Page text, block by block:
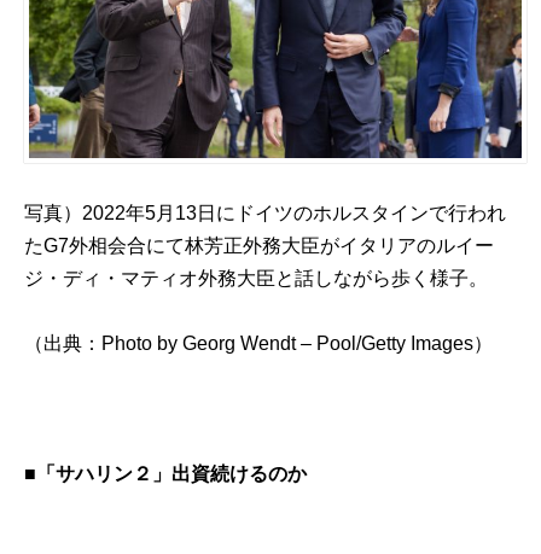
写真）2022年5月13日にドイツのホルスタインで行われ
たG7外相会合にて林芳正外務大臣がイタリアのルイー
ジ・ディ・マティオ外務大臣と話しながら歩く様子。
（出典： Photo by Georg Wendt – Pool/Getty Images）
■「サハリン２」出資続けるのか